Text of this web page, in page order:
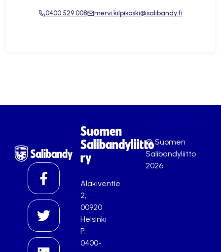
0400 529 008 mervi.kilpikoski@salibandy.fi
Suomen
Salibandyliitto
ry
Alakiventie
2,
00920
Helsinki
P.
0400-
© Suomen
Salibandyliitto
2026